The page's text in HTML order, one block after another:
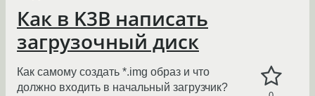
Как в K3B написать
загрузочный диск
Как самому создать *.img образ и что
должно входить в начальный загрузчик?